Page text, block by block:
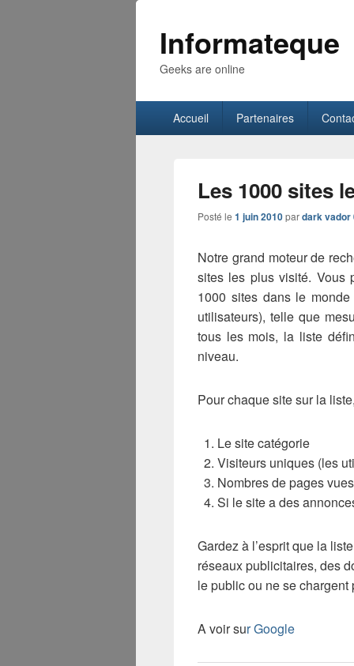
Informateque
Geeks are online
principalAccueil Partenaires
Les 1000 sites
Posté le 1 juin 2010pardark vador
Notre grand moteur de
sites les plus visité. Vous
1000 sites dans le
utilisateurs), telle que
tous les mois, la liste
niveau.
Pour chaque site sur la
Le site catégorie
Visiteurs uniques (les
Nombres de pages vues
Si le site a des
Gardez à l’esprit que la
réseaux publicitaires, des
le public ou ne se chargent
A voir sur Google